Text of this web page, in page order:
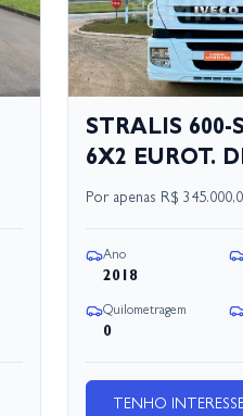
STRALIS 600-
6X2 EUROT.
Por apenas R$
Ano
2018
Quilometragem
0
TENHO